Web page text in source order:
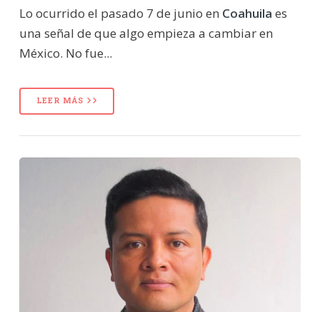
Lo ocurrido el pasado 7 de junio en Coahuila es
una señal de que algo empieza a cambiar en
México. No fue...
LEER MÁS